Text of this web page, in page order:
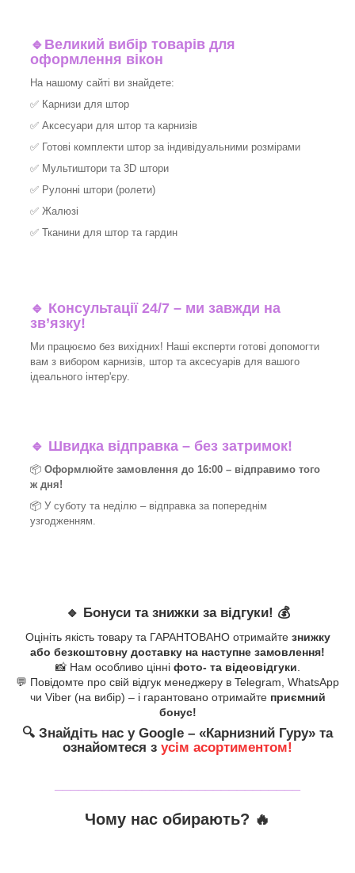
🔹 Великий вибір товарів для
оформлення вікон
На нашому сайті ви знайдете:
✅ Карнизи для штор
✅ Аксесуари для штор та карнизів
✅ Готові комплекти штор за індивідуальними розмірами
✅ Мультиштори та 3D штори
✅ Рулонні штори (ролети)
✅ Жалюзі
✅ Тканини для штор та гардин
🔹 Консультації 24/7 – ми завжди на
зв’язку!
Ми працюємо без вихідних! Наші експерти готові допомогти
вам з вибором карнизів, штор та аксесуарів для вашого
ідеального інтер'єру.​
🔹 Швидка відправка – без затримок!
📦 Оформлюйте замовлення до 16:00 – відправимо того
ж дня!
📦 У суботу та неділю – відправка за попереднім
узгодженням.
🔹 Бонуси та знижки за відгуки! 💰
Оцініть якість товару та ГАРАНТОВАНО отримайте знижку
або безкоштовну доставку на наступне замовлення!
📸 Нам особливо цінні фото- та відеовідгуки
💬 Повідомте про свій відгук менеджеру в Telegram, WhatsApp
чи Viber (на вибір) – і гарантовано отримайте приємний
бонус!
🔍 Знайдіть нас у Google – «Карнизний Гуру» та
ознайомтеся з усім асортиментом!
Чому нас обирають? 🔥